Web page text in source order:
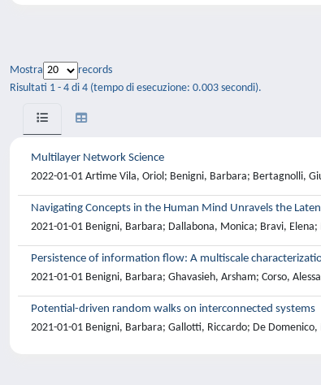
Mostra
records
Risultati 1 - 4 di 4 (tempo di esecuzione: 0.003 secondi).
Multilayer Network Science
2022-01-01 Artime Vila, Oriol; Benigni, Barbara; Bertagnolli,
Navigating Concepts in the Human Mind Unravels the
2021-01-01 Benigni, Barbara; Dallabona, Monica; Bravi,
Persistence of information flow: A multiscale
2021-01-01 Benigni, Barbara; Ghavasieh, Arsham; Corso,
Potential-driven random walks on interconnected systems
2021-01-01 Benigni, Barbara; Gallotti, Riccardo; De